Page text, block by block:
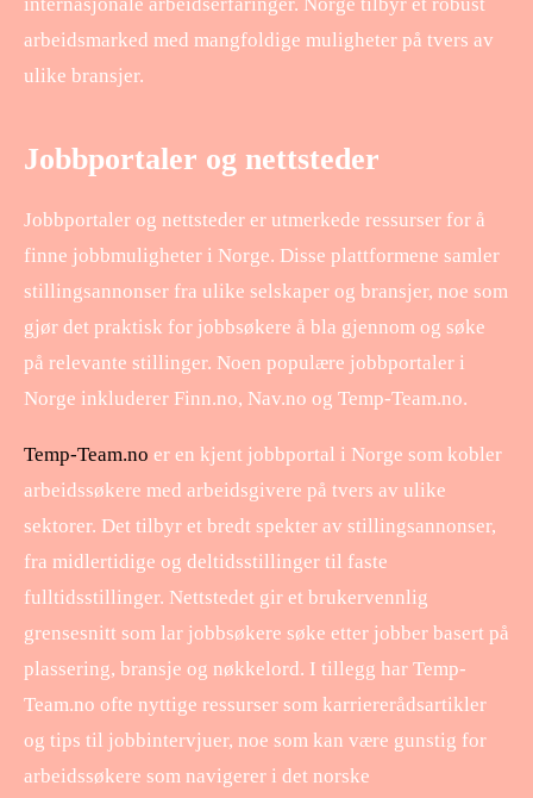
arbeidsmarked med mangfoldige muligheter på tvers av
ulike bransjer.
Jobbportaler og nettsteder
Jobbportaler og nettsteder er utmerkede ressurser for å
finne jobbmuligheter i Norge. Disse plattformene samler
stillingsannonser fra ulike selskaper og bransjer, noe som
gjør det praktisk for jobbsøkere å bla gjennom og søke
på relevante stillinger. Noen populære jobbportaler i
Norge inkluderer Finn.no, Nav.no og Temp-Team.no.
Temp-Team.no er en kjent jobbportal i Norge som kobler
arbeidssøkere med arbeidsgivere på tvers av ulike
sektorer. Det tilbyr et bredt spekter av stillingsannonser,
fra midlertidige og deltidsstillinger til faste
fulltidsstillinger. Nettstedet gir et brukervennlig
grensesnitt som lar jobbsøkere søke etter jobber basert på
plassering, bransje og nøkkelord. I tillegg har Temp-
Team.no ofte nyttige ressurser som karriererådsartikler
og tips til jobbintervjuer, noe som kan være gunstig for
arbeidssøkere som navigerer i det norske